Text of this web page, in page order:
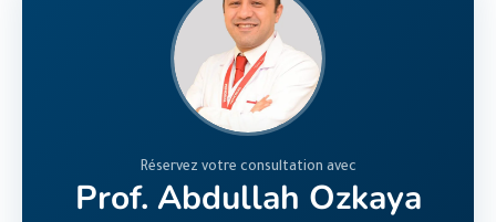
Réservez votre consultation avec
Prof. Abdullah Ozkaya